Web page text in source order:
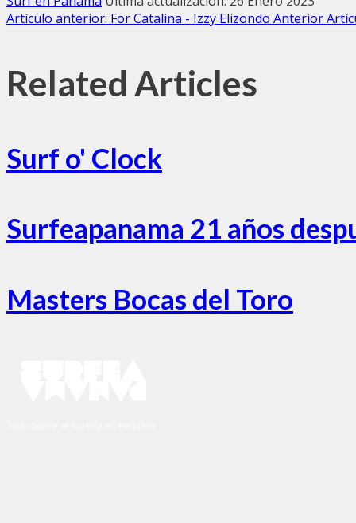
Artículo anterior: For Catalina - Izzy Elizondo Anterior
Related Articles
Surf o' Clock
Surfeapanama 21 años
Masters Bocas del Toro